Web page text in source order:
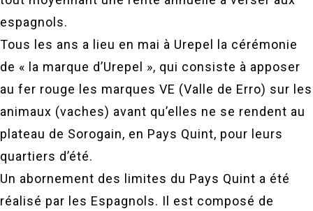
espagnols.
Tous les ans a lieu en mai à Urepel la cérémonie
de « la marque d’Urepel », qui consiste à apposer
au fer rouge les marques VE (Valle de Erro) sur les
animaux (vaches) avant qu’elles ne se rendent au
plateau de Sorogain, en Pays Quint, pour leurs
quartiers d’été.
Un abornement des limites du Pays Quint a été
réalisé par les Espagnols. Il est composé de